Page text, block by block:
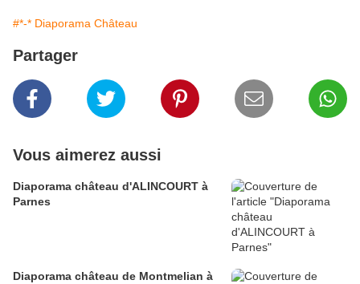
#*-* Diaporama Château
Partager
Vous aimerez aussi
Diaporama château d'ALINCOURT à
Parnes
Diaporama château de Montmelian à